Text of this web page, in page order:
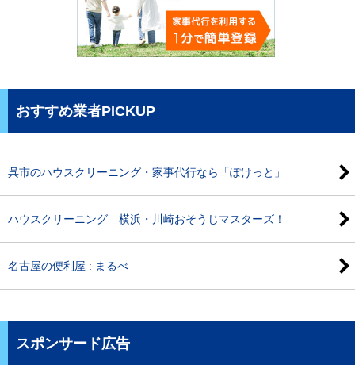
おすすめ業者PICKUP
呉市のハウスクリーニング・家事代行なら「ぽけっと」
ハウスクリーニング 横浜・川崎おそうじマスターズ！
名古屋の便利屋 : まるべ
スポンサード広告